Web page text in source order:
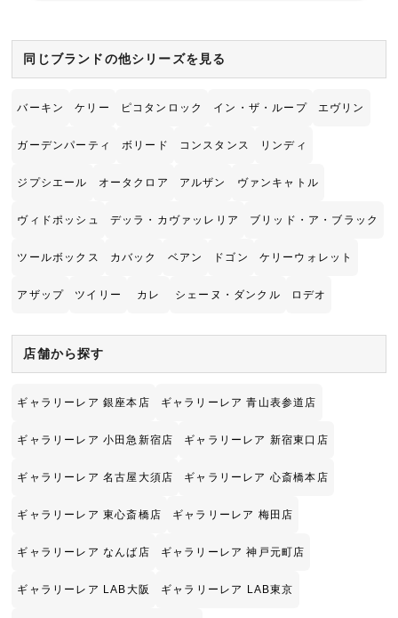
同じブランドの他シリーズを見る
バーキン ケリー ピコタンロック イン・ザ・ループ エヴリン
ガーデンパーティ ボリード コンスタンス リンディ
ジプシエール オータクロア アルザン ヴァンキャトル
ヴィドポッシュ デッラ・カヴァッレリア ブリッド・ア・ブラック
ツールボックス カバック ベアン ドゴン ケリーウォレット
アザップ ツイリー カレ シェーヌ・ダンクル ロデオ
店舗から探す
ギャラリーレア 銀座本店 ギャラリーレア 青山表参道店
ギャラリーレア 小田急新宿店 ギャラリーレア 新宿東口店
ギャラリーレア 名古屋大須店 ギャラリーレア 心斎橋本店
ギャラリーレア 東心斎橋店 ギャラリーレア 梅田店
ギャラリーレア なんば店 ギャラリーレア 神戸元町店
ギャラリーレア LAB大阪 ギャラリーレア LAB東京